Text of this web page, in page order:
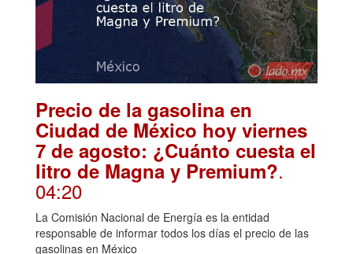
Precio de la gasolina en
Ciudad de México hoy viernes
7 de agosto: ¿Cuánto cuesta el
litro de Magna y Premium?.
04:20
La Comisión Nacional de Energía es la entidad
responsable de informar todos los días el precio de las
gasolinas en México